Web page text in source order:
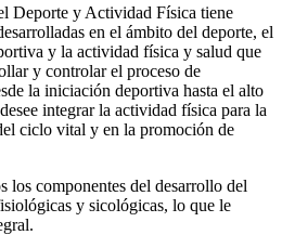
Deporte y Actividad Física tiene
en el ámbito del deporte, el
y la actividad física y salud que
y controlar el proceso de
la iniciación deportiva hasta el alto
integrar la actividad física para la
ciclo vital y en la promoción de
los componentes del desarrollo del
y sicológicas, lo que le